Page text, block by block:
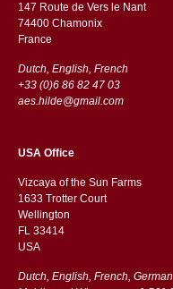
147 Route de Vers le Nant
74400 Chamonix
France
Dutch, English, French
+33 (0)6 86 82 47 03
aes.hilde@gmail.com
USA Office
Vizcaya of the Sun Farms
1633 Trotter Court
Wellington
FL 33414
USA
Dutch, English, French, German